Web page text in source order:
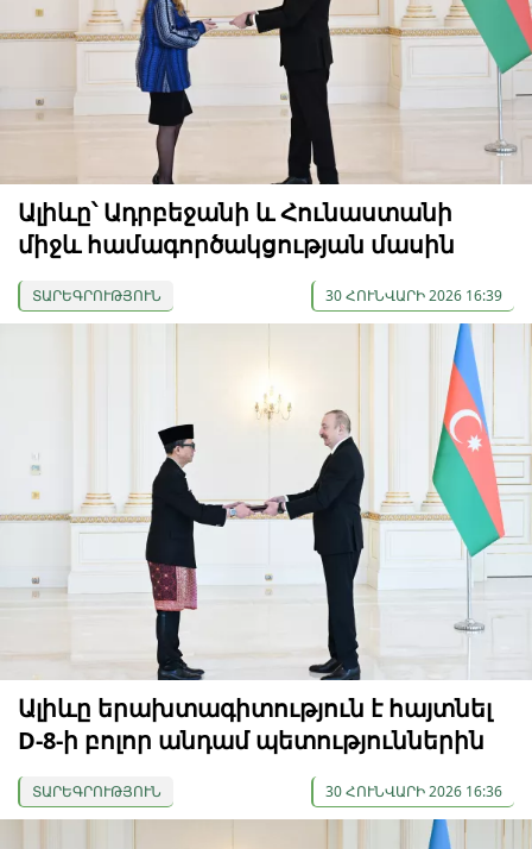
Ալիևը՝ Ադրբեջանի և Հունաստանի
միջև համագործակցության մասին
ՏԱՐԵԳՐՈՒԹՅՈՒՆ 30 ՀՈՒՆՎԱՐԻ 2026 16:39
Ալիևը երախտագիտություն է հայտնել
D-8-ի բոլոր անդամ պետություններին
ՏԱՐԵԳՐՈՒԹՅՈՒՆ 30 ՀՈՒՆՎԱՐԻ 2026 16:36